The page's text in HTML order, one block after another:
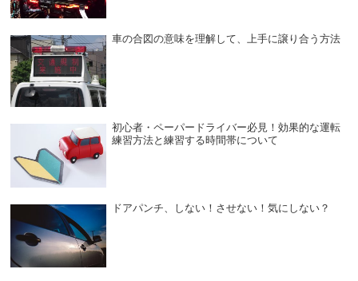
車の合図の意味を理解して、上手に譲り合う方法
初心者・ペーパードライバー必見！効果的な運転
練習方法と練習する時間帯について
ドアパンチ、しない！させない！気にしない？